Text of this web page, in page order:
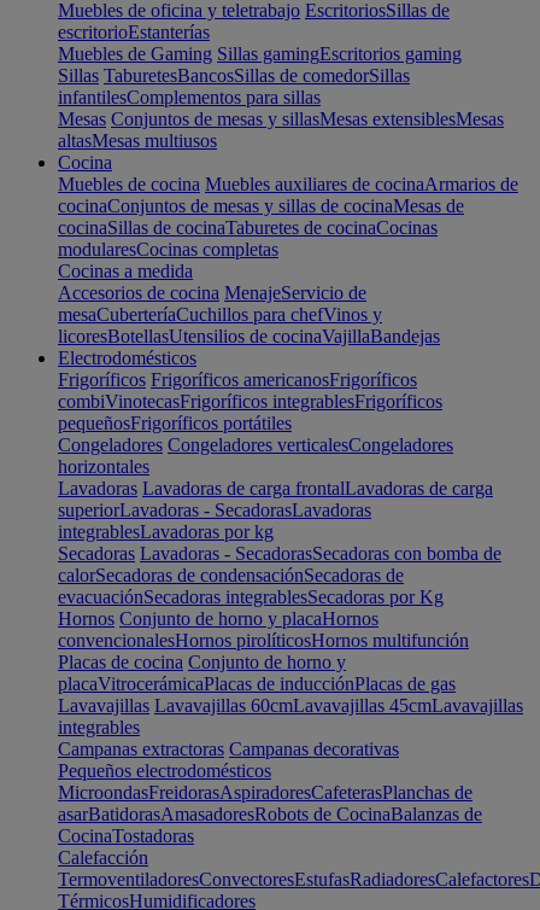
Muebles de oficina y teletrabajo EscritoriosSillas de
escritorioEstanterías
Muebles de Gaming Sillas gamingEscritorios gaming
Sillas TaburetesBancosSillas de comedorSillas
infantilesComplementos para sillas
Mesas Conjuntos de mesas y sillasMesas extensiblesMesas
altasMesas multiusos
Cocina
Muebles de cocina Muebles auxiliares de cocinaArmarios de
cocinaConjuntos de mesas y sillas de cocinaMesas de
cocinaSillas de cocinaTaburetes de cocinaCocinas
modularesCocinas completas
Cocinas a medida
Accesorios de cocina MenajeServicio de
mesaCuberteríaCuchillos para chefVinos y
licoresBotellasUtensilios de cocinaVajillaBandejas
Electrodomésticos
Frigoríficos Frigoríficos americanosFrigoríficos
combiVinotecasFrigoríficos integrablesFrigoríficos
pequeñosFrigoríficos portátiles
Congeladores Congeladores verticalesCongeladores
horizontales
Lavadoras Lavadoras de carga frontalLavadoras de carga
superiorLavadoras - SecadorasLavadoras
integrablesLavadoras por kg
Secadoras Lavadoras - SecadorasSecadoras con bomba de
calorSecadoras de condensaciónSecadoras de
evacuaciónSecadoras integrablesSecadoras por Kg
Hornos Conjunto de horno y placaHornos
convencionalesHornos pirolíticosHornos multifunción
Placas de cocina Conjunto de horno y
placaVitrocerámicaPlacas de inducciónPlacas de gas
Lavavajillas Lavavajillas 60cmLavavajillas 45cmLavavajillas
integrables
Campanas extractoras Campanas decorativas
Pequeños electrodomésticos
MicroondasFreidorasAspiradoresCafeterasPlanchas de
asarBatidorasAmasadoresRobots de CocinaBalanzas de
CocinaTostadoras
Calefacción
TermoventiladoresConvectoresEstufasRadiadoresCalefactores
TérmicosHumidificadores